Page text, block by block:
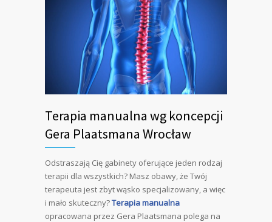
Terapia manualna wg koncepcji
Gera Plaatsmana Wrocław
Odstraszają Cię gabinety oferujące jeden rodzaj
terapii dla wszystkich? Masz obawy, że Twój
terapeuta jest zbyt wąsko specjalizowany, a więc
i mało skuteczny?Terapia manualna
opracowana przez Gera Plaatsmana polega na